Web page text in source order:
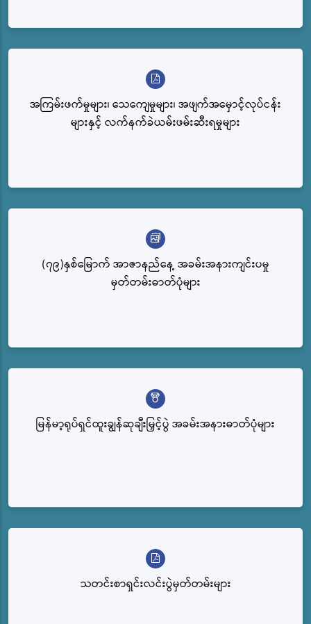
အကြမ်းဖက်မှုများ၊ သေကျေမှုများ၊ အဖျက်အမှောင့်လုပ်ငန်း
များနှင့် လက်နက်ခဲယမ်းဖမ်းဆီးရမှုများ
(၇၉)နှစ်မြောက် အာဇာနည်နေ့ အခမ်းအနားကျင်းပမှု
မှတ်တမ်းဓာတ်ပုံများ
မြန်မာ့ရုပ်ရှင်ထူးချွန်ဆုချီးမြှင့်ပွဲ အခမ်းအနားဓာတ်ပုံများ
သတင်းစာရှင်းလင်းပွဲမှတ်တမ်းများ